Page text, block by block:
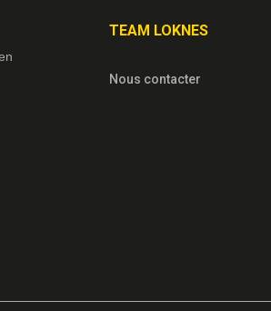
TEAM LOKNES
Nous contacter